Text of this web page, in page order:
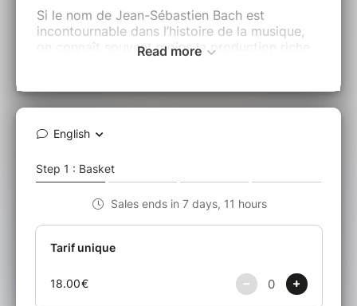
Si le nom de Jean-Sébastien Bach est
incontournable dans l’histoire de la musique,
on connaît souvent moins la production riche
à travers un répertoire varié passant des
chefs-d'œuvre du père aux petits trésors à
découvrir des fils.
Read more